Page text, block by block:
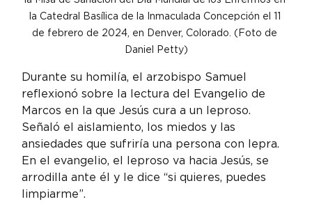
la Catedral Basílica de la Inmaculada Concepción el 11
de febrero de 2024, en Denver, Colorado. (Foto de
Daniel Petty)
Durante su homilía, el arzobispo Samuel
reflexionó sobre la lectura del Evangelio de
Marcos en la que Jesús cura a un leproso.
Señaló el aislamiento, los miedos y las
ansiedades que sufriría una persona con lepra.
En el evangelio, el leproso va hacia Jesús, se
arrodilla ante él y le dice “si quieres, puedes
limpiarme”.